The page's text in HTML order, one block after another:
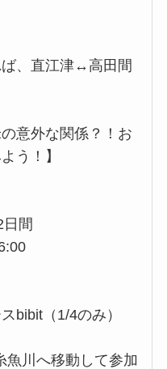
ば、直江津↔︎高田間
意外な関係？！お
う！】
間
bibit（1/4のみ）
魚川へ移動して参加